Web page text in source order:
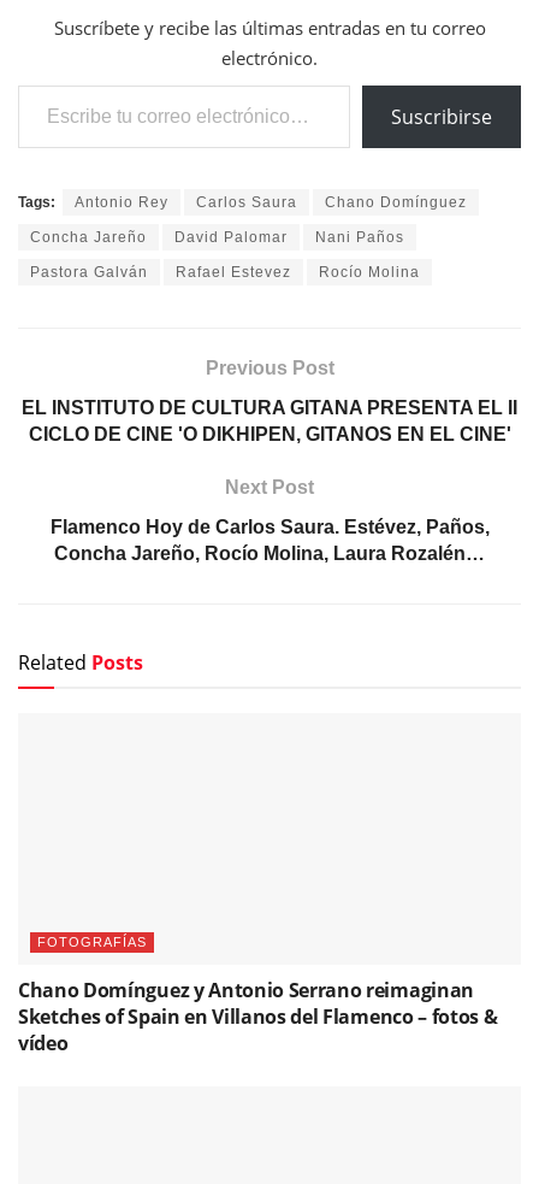
Suscríbete y recibe las últimas entradas en tu correo
electrónico.
Escribe tu correo electrónico…
Suscribirse
Tags: Antonio Rey Carlos Saura Chano Domínguez
Concha Jareño David Palomar Nani Paños
Pastora Galván Rafael Estevez Rocío Molina
Previous Post
EL INSTITUTO DE CULTURA GITANA PRESENTA EL II
CICLO DE CINE 'O DIKHIPEN, GITANOS EN EL CINE'
Next Post
Flamenco Hoy de Carlos Saura. Estévez, Paños,
Concha Jareño, Rocío Molina, Laura Rozalén…
Related Posts
FOTOGRAFÍAS
Chano Domínguez y Antonio Serrano reimaginan
Sketches of Spain en Villanos del Flamenco – fotos &
vídeo